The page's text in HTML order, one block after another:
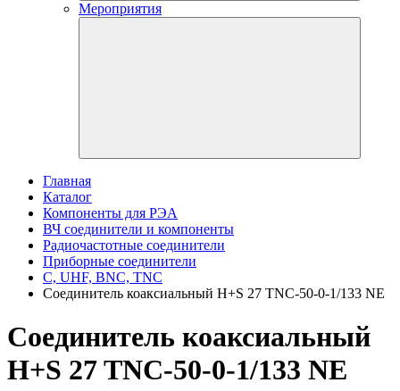
Мероприятия
Главная
Каталог
Компоненты для РЭА
ВЧ соединители и компоненты
Радиочастотные соединители
Приборные соединители
C, UHF, BNC, TNC
Соединитель коаксиальный H+S 27 TNC-50-0-1/133 NE
Соединитель коаксиальный
H+S 27 TNC-50-0-1/133 NE